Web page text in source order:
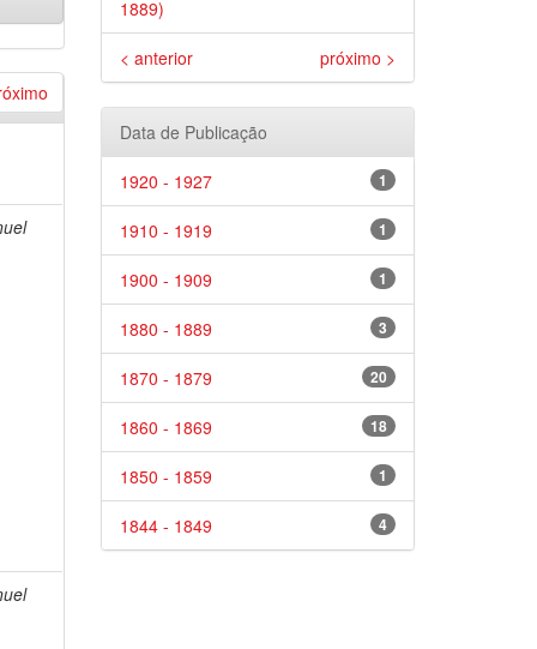
1889)
< anterior próximo >
Data de Publicação
1
1920 - 1927
1
1910 - 1919
1
1900 - 1909
3
1880 - 1889
20
1870 - 1879
18
1860 - 1869
1
1850 - 1859
4
1844 - 1849